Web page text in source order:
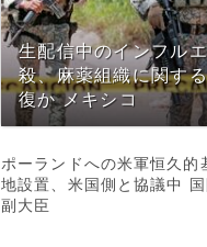
生配信中のインフル
殺、麻薬組織に関す
復か メキシコ
ポーランドへの米軍恒久的
地設置、米国側と協議中
副大臣